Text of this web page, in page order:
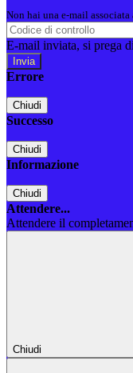
Non hai una e-mail
E-mail inviata, si prega
Errore
Chiudi
Successo
Chiudi
Informazione
Chiudi
Attendere...
Attendere il
Chiudi